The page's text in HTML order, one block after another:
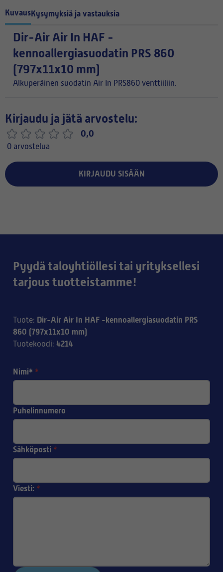
KuvausKysymyksiä ja vastauksia
Dir-Air Air In HAF -
kennoallergiasuodatin PRS 860
(797x11x10 mm)
Alkuperäinen suodatin Air In PRS860 venttiiliin.
Kirjaudu ja jätä arvostelu:
0,0
0 arvostelua
KIRJAUDU SISÄÄN
Pyydä taloyhtiöllesi tai yrityksellesi
tarjous tuotteistamme!
Tuote: Dir-Air Air In HAF -kennoallergiasuodatin PRS
860 (797x11x10 mm)
Tuotekoodi: 4214
Nimi* *
Puhelinnumero
Sähköposti *
Viesti: *